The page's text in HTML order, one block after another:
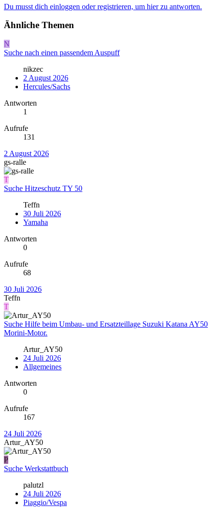
Du musst dich einloggen oder registrieren, um hier zu antworten.
Ähnliche Themen
N
Suche nach einen passendem Auspuff
nikzec
2 August 2026
Hercules/Sachs
Antworten
1
Aufrufe
131
2 August 2026
gs-ralle
T
Suche Hitzeschutz TY 50
Teffn
30 Juli 2026
Yamaha
Antworten
0
Aufrufe
68
30 Juli 2026
Teffn
T
Suche Hilfe beim Umbau- und Ersatzteillage Suzuki Katana AY50
Morini-Motor.
Artur_AY50
24 Juli 2026
Allgemeines
Antworten
0
Aufrufe
167
24 Juli 2026
Artur_AY50
P
Suche Werkstattbuch
palutzl
24 Juli 2026
Piaggio/Vespa